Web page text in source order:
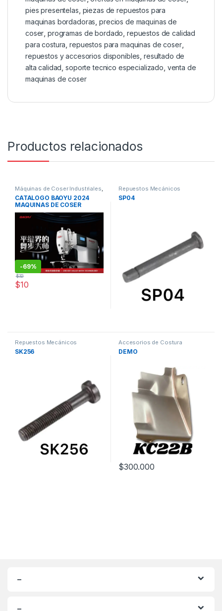
pies presentelas piezas de repuestos para
maquinas bordadoras ,precios de maquinas de
coser ,programas de bordado repuestos de calidad
para costura ,repuestos para maquinas de coser,
repuestos y accesorios disponibles resultado de
alta calidad ,soporte tecnico especializado venta de
maquinas de coser
Productos relacionados
Máquinas de Coser Industriales,
Repuestos Mecánicos
CATALOGO BAOYU 2024
MAQUINAS DE COSER
-69%
$10
$32
Repuestos Mecánicos
SP04
Repuestos Mecánicos
SK256
Accesorios de Costura
Maquinas de coser
DEMO
$300.000
–
–